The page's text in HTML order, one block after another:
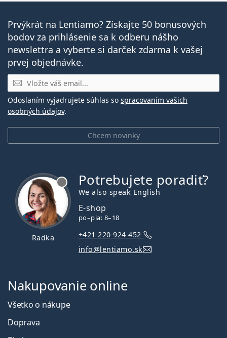
Prvýkrát na Lentiamo? Získajte 50 bonusových
bodov za prihlásenie sa k odberu nášho
newslettra a vyberte si darček zdarma k vašej
prvej objednávke.
E-mail
Chcem novinky
Odoslaním vyjadrujete súhlas so spracovaním vašich
osobných údajov.
Radka
Potrebujete poradiť?
We also speak English
E-shop
po–pia: 8–18
+421 220 924 452
info@lentiamo.sk
Nakupovanie online
Všetko o nákupe
Doprava